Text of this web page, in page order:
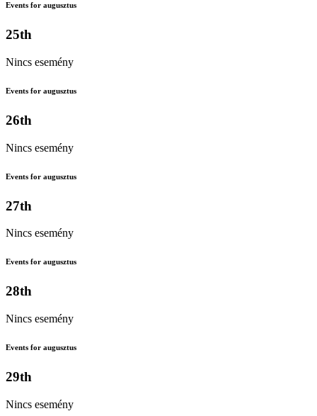
Events for augusztus
25th
Nincs esemény
Events for augusztus
26th
Nincs esemény
Events for augusztus
27th
Nincs esemény
Events for augusztus
28th
Nincs esemény
Events for augusztus
29th
Nincs esemény